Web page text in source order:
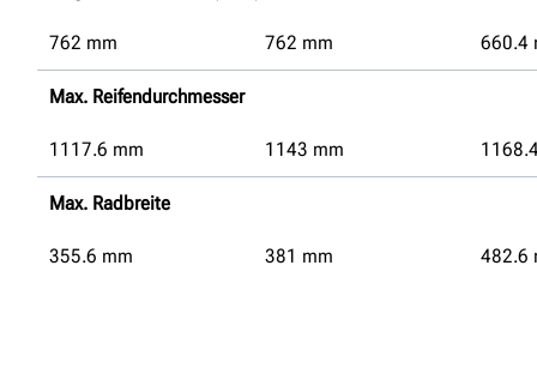
762 mm 762 mm 660.4
Max. Reifendurchmesser
1117.6 mm 1143 mm
Max. Radbreite
355.6 mm 381 mm 482.6